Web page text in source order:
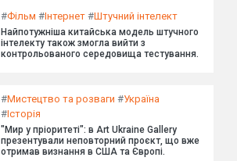
#Фільм #Інтернет #Штучний інтелект
Найпотужніша китайська модель штучного
інтелекту також змогла вийти з
контрольованого середовища тестування.
#Мистецтво та розваги #Україна
#Історія
"Мир у пріоритеті": в Art Ukraine Gallery
презентували неповторний проєкт, що вже
отримав визнання в США та Європі.